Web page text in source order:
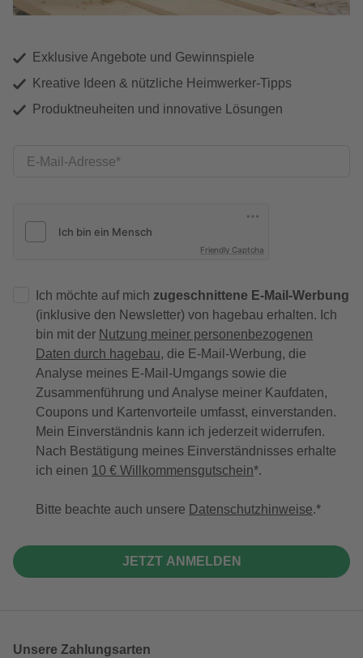
Exklusive Angebote und Gewinnspiele
Kreative Ideen & nützliche Heimwerker-Tipps
Produktneuheiten und innovative Lösungen
E-Mail-Adresse
Friendly Captcha
Ich möchte auf mich zugeschnittene E-Mail-Werbung
(inklusive den Newsletter) von hagebau erhalten. Ich
bin mit der Nutzung meiner personenbezogenen
Daten durch hagebau, die E-Mail-Werbung, die
Analyse meines E-Mail-Umgangs sowie die
Zusammenführung und Analyse meiner Kaufdaten,
Coupons und Kartenvorteile umfasst, einverstanden.
Mein Einverständnis kann ich jederzeit widerrufen.
Nach Bestätigung meines Einverständnisses erhalte
ich einen 10 € Willkommensgutschein*.
Bitte beachte auch unsere Datenschutzhinweise.
JETZT ANMELDEN
Unsere Zahlungsarten